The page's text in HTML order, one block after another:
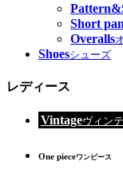
Short
Overalls
Shoesシューズ
レディース
Vintageヴィン
One pieceワンピース